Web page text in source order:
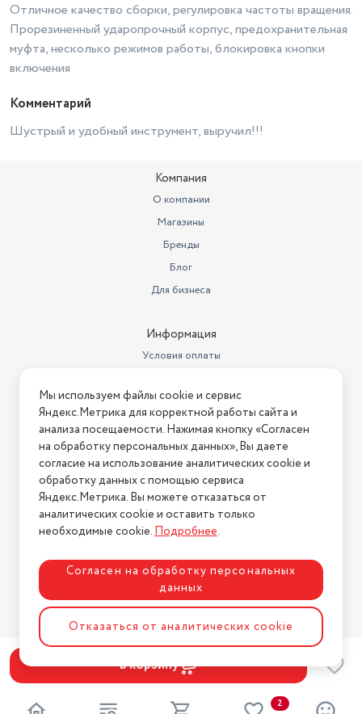
2
В корзину
Отличное качество сборки, регулировка частоты вращения.
Прорезиненный ударопрочный корпус, предохранительная
муфта, несколько режимов работы, блокировка кнопки
включения
Комментарий
Шустрый и удобный инструмент, выручил!!!
Компания
О компании
Магазины
Бренды
Блог
Для бизнеса
Информация
Условия оплаты
Условия возврата
Нашли ошибку на сайте? Напишите нам
2026 © Интернет-магазин "АстМаркет". У нас есть всё!
Политика конфиденциальности
Разработка сайтаASTDESIGN
Мы используем файлы cookie и сервис
Яндекс.Метрика для корректной работы сайта и
анализа посещаемости. Нажимая кнопку «Согласен
на обработку персональных данных», Вы даете
согласие на использование аналитических cookie и
обработку данных с помощью сервиса
Яндекс.Метрика. Вы можете отказаться от
аналитических cookie и оставить только
необходимые cookie.Подробнее.
Согласен на обработку персональных
данных
Отказаться от аналитических cookie